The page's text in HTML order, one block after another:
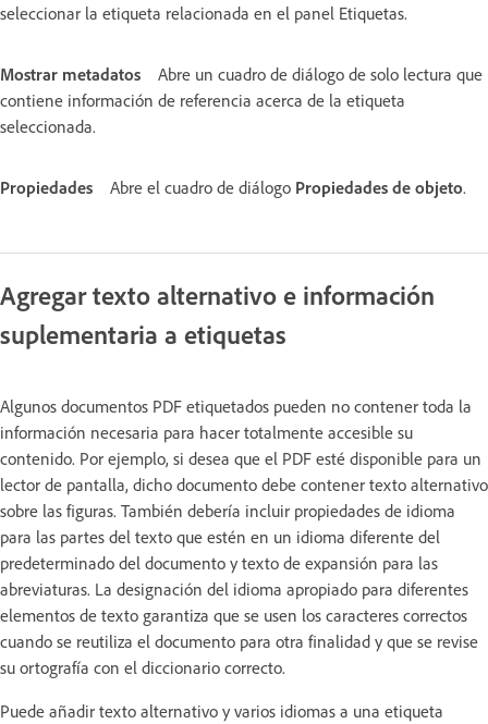
seleccionar la etiqueta relacionada en el panel Etiquetas.
Mostrar metadatos
Abre un cuadro de diálogo de solo lectura que
contiene información de referencia acerca de la etiqueta
seleccionada.
Propiedades Abre el cuadro de diálogo Propiedades de objeto.
Agregar texto alternativo e información
suplementaria a etiquetas
Algunos documentos PDF etiquetados pueden no contener toda la
información necesaria para hacer totalmente accesible su
contenido. Por ejemplo, si desea que el PDF esté disponible para un
lector de pantalla, dicho documento debe contener texto alternativo
sobre las figuras. También debería incluir propiedades de idioma
para las partes del texto que estén en un idioma diferente del
predeterminado del documento y texto de expansión para las
abreviaturas. La designación del idioma apropiado para diferentes
elementos de texto garantiza que se usen los caracteres correctos
cuando se reutiliza el documento para otra finalidad y que se revise
su ortografía con el diccionario correcto.
Puede añadir texto alternativo y varios idiomas a una etiqueta